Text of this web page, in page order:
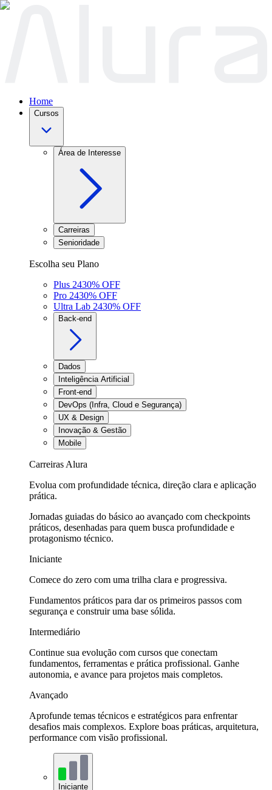
Home
Cursos
Área de Interesse
Carreiras
Senioridade
Escolha seu Plano
Plus 2430% OFF
Pro 2430% OFF
Ultra Lab 2430% OFF
Back-end
Dados
Inteligência Artificial
Front-end
DevOps (Infra, Cloud e Segurança)
UX & Design
Inovação & Gestão
Mobile
Carreiras Alura
Evolua com profundidade técnica, direção clara e aplicação
prática.
Jornadas guiadas do básico ao avançado com checkpoints
práticos, desenhadas para quem busca profundidade e
protagonismo técnico.
Iniciante
Comece do zero com uma trilha clara e progressiva.
Fundamentos práticos para dar os primeiros passos com
segurança e construir uma base sólida.
Intermediário
Continue sua evolução com cursos que conectam
fundamentos, ferramentas e prática profissional. Ganhe
autonomia, e avance para projetos mais completos.
Avançado
Aprofunde temas técnicos e estratégicos para enfrentar
desafios mais complexos. Explore boas práticas, arquitetura,
performance com visão profissional.
Iniciante